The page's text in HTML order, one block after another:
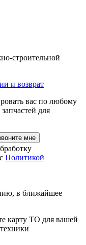
строительной
и возврат
вас по любому
для
мне
Политикой
в ближайшее
карту ТО для вашей